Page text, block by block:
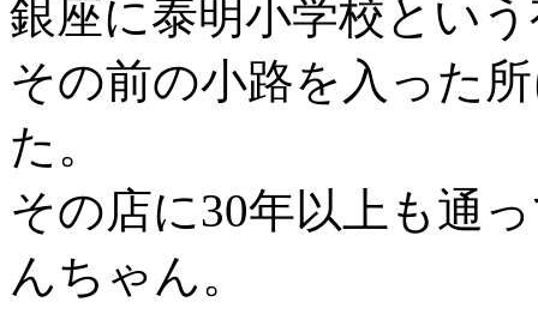
銀座に泰明小学校とい
その前の小路を入った
た。
その店に30年以上も通
んちゃん。